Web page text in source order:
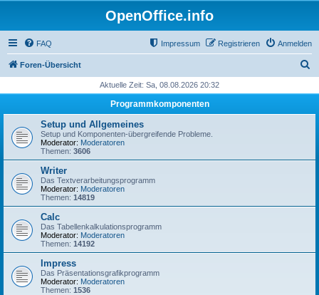
OpenOffice.info
FAQ Anmelden
Registrieren
Impressum
Foren-Übersicht
h
Aktuelle Zeit: Sa, 08.08.2026 20:32
Programmkomponenten
Setup und Allgemeines
Setup und Komponenten-übergreifende Probleme.
Moderator: Moderatoren
Themen: 3606
Writer
Das Textverarbeitungsprogramm
Moderator: Moderatoren
Themen: 14819
Calc
Das Tabellenkalkulationsprogramm
Moderator: Moderatoren
Themen: 14192
Impress
Das Präsentationsgrafikprogramm
Moderator: Moderatoren
Themen: 1536